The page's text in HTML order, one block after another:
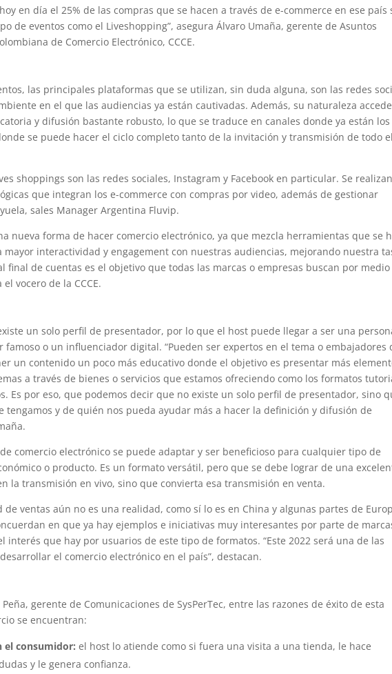
en día el 25% de las compras que se hacen a través de e-commerce en ese país
de eventos como el Liveshopping”, asegura Álvaro Umaña, gerente de Asuntos
de Comercio Electrónico, CCCE.
las principales plataformas que se utilizan, sin duda alguna, son las redes
en el que las audiencias ya están cautivadas. Además, su naturaleza
y difusión bastante robusto, lo que se traduce en canales donde ya están los
se puede hacer el ciclo completo tanto de la invitación y transmisión de todo el
shoppings son las redes sociales, Instagram y Facebook en particular. Se
que integran los e-commerce con compras por video, además de gestionar
sales Manager Argentina Fluvip.
nueva forma de hacer comercio electrónico, ya que mezcla herramientas que se
mayor interactividad y engagement con nuestras audiencias, mejorando nuestra
final de cuentas es el objetivo que todas las marcas o empresas buscan por
vocero de la CCCE.
un solo perfil de presentador, por lo que el host puede llegar a ser una
o un influenciador digital. “Pueden ser expertos en el tema o embajadores
un contenido un poco más educativo donde el objetivo es presentar más
a través de bienes o servicios que estamos ofreciendo como los formatos
Es por eso, que podemos decir que no existe un solo perfil de presentador, sino
tengamos y de quién nos pueda ayudar más a hacer la definición y difusión de
comercio electrónico se puede adaptar y ser beneficioso para cualquier tipo de
o producto. Es un formato versátil, pero que se debe lograr de una
la transmisión en vivo, sino que convierta esa transmisión en venta.
de ventas aún no es una realidad, como sí lo es en China y algunas partes de
en que ya hay ejemplos e iniciativas muy interesantes por parte de
interés que hay por usuarios de este tipo de formatos. “Este 2022 será una de las
el comercio electrónico en el país”, destacan.
gerente de Comunicaciones de SysPerTec, entre las razones de éxito de esta
se encuentran:
el consumidor: el host lo atiende como si fuera una visita a una tienda, le hace
y le genera confianza.